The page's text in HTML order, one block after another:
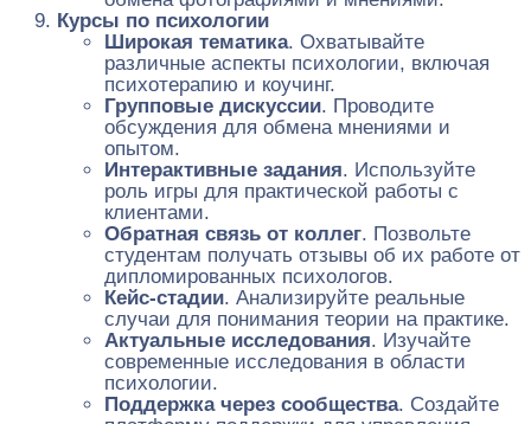
Курсы по психологии
Широкая тематика. Охватывайте
различные аспекты психологии, включая
психотерапию и коучинг.
Групповые дискуссии. Проводите
обсуждения для обмена мнениями и
опытом.
Интерактивные задания. Используйте
роль игры для практической работы с
клиентами.
Обратная связь от коллег. Позвольте
студентам получать отзывы об их работе от
дипломированных психологов.
Кейс-стадии. Анализируйте реальные
случаи для понимания теории на практике.
Актуальные исследования. Изучайте
современные исследования в области
психологии.
Поддержка через сообщества. Создайте